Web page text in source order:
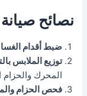
نصائح صيانة
ضبط أقدام
توزيع الملابس
المحرك والحزام
فحص الحزام